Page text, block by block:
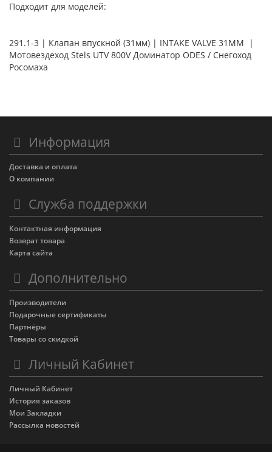
Подходит для моделей:
291.1-3 | Клапан впускной (31мм) | INTAKE VALVE 31MM |
Мотовездеход Stels UTV 800V Доминатор ODES / Снегоход
Росомаха
Информация
Доставка и оплата
О компании
Служба поддержки
Контактная информация
Возврат товара
Карта сайта
Дополнительно
Производители
Подарочные сертификаты
Партнёры
Товары со скидкой
Личный Кабинет
Личный Кабинет
История заказов
Мои Закладки
Рассылка новостей